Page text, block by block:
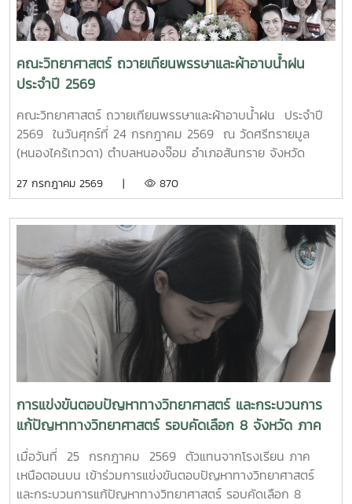
นักศึกษาได้เรียนรู้จากประสบการณ์จริงและสามารถนำองค์ความ
รู้ไปประยุกต์ใช้ในการเรียนและการประกอบอาชีพในอนาคต โดย
โครงการดังกล่าวมีวัตถุประสงค์เพื่อพัฒนาสมรรถนะด้าน
เทคโนโลยีและระบบอัตโนมัติ เสริมสร้างทักษะวิชาชีพที่สอดคล้อง
กับความต้องการของภาคอุตสาหกรรมยุคใหม่ พร้อมยกระดับ
ศักยภาพผู้เรียนให้มีความพร้อมเข้าสู่การทำงานในอุตสาหกรรม
4.0MTP : "ผู้นำการผลิตและพัฒนากำลังคนอาชีวศึกษาเฉพาะ
ทางสมรรรถนะสูง" 32 ปี MTP รั้ว ชมพู - ฟ้าดูรูปเพิ่มเติม :
usp=drive_link
คณะวิทยาศาสตร์ ถวายเทียนพรรษาและผ้าอาบน้ำฝน
ประจำปี 2569
คณะวิทยาศาสตร์ ถวายเทียนพรรษาและผ้าอาบน้ำฝน ประจำปี
2569 ในวันศุกร์ที่ 24 กรกฎาคม 2569 ณ วัดศรีทรายมูล
(หนองไคร้เทวดา) ตำบลหนองจ๊อม อำเภอสันทราย จังหวัด
27 กรกฎาคม 2569 | 870
การแข่งขันตอบปัญหาทางวิทยาศาสตร์ และกระบวนการ
แก้ปัญหาทางวิทยาศาสตร์ รอบคัดเลือก 8 จังหวัด ภาค
เหนือตอนบน
เมื่อวันที่ 25 กรกฎาคม 2569 ตัวแทนจากโรงเรียน ภาค
เหนือตอนบน เข้าร่วมการแข่งขันตอบปัญหาทางวิทยาศาสตร์
และกระบวนการแก้ปัญหาทางวิทยาศาสตร์ รอบคัดเลือก 8